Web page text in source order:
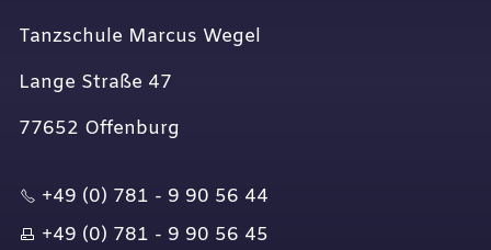
Tanzschule Marcus Wegel
Lange Straße 47
77652 Offenburg
+49 (0) 781 - 9 90 56 44
+49 (0) 781 - 9 90 56 45